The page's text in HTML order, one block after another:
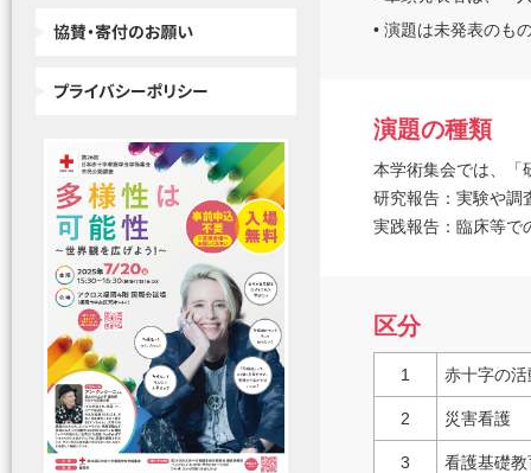
• 演題は未発表のも
演題の種類
本学術集会では、「
研究報告：実験や調
実践報告：臨床等で
区分
1 赤十字の活
2 災害看護
3 看護基礎教